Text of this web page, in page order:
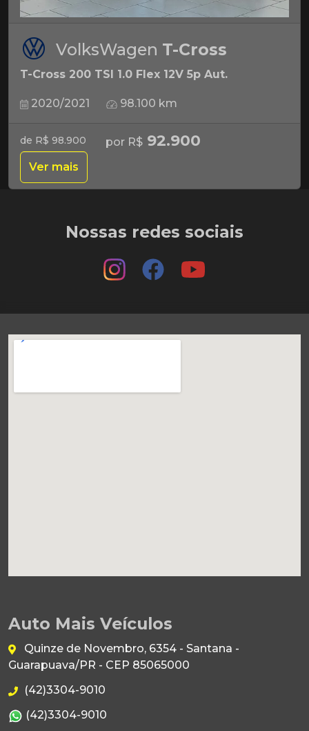
VolksWagen T-Cross
T-Cross 200 TSI 1.0 Flex 12V 5p Aut.
2020/2021 98.100 km
de R$ 98.900 por R$ 92.900
Ver mais
Nossas redes sociais
Auto Mais Veículos
Quinze de Novembro, 6354 - Santana -
Guarapuava/PR - CEP 85065000
(42)3304-9010
(42)3304-9010